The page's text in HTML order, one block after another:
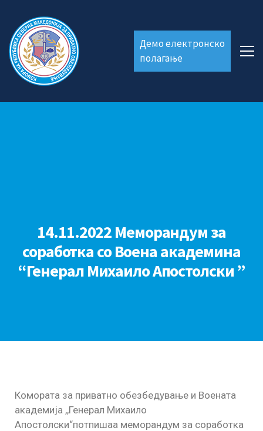
Демо електронско
полагање
14.11.2022 Меморандум за
соработка со Воена академина
“Генерал Михаило Апостолски ”
Комората за приватно обезбедување и Воената
академија ,,Генерал Михаило
Апостолски“потпишаа меморандум за соработка